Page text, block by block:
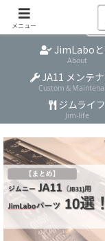
JimLabo
About
JA11 メンテ
Custom＆
ジムライフ
Jim-life
メニュー